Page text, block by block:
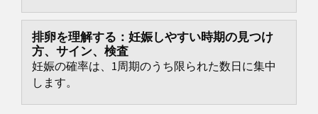
排卵を理解する：妊娠しやすい時期の見つけ
方、サイン、検査
妊娠の確率は、1周期のうち限られた数日に集中
します。